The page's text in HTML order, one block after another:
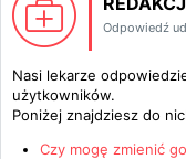
Odpowiedź
Nasi lekarze
użytkowników.
Poniżej znajdziesz do
Czy mogę zmienić